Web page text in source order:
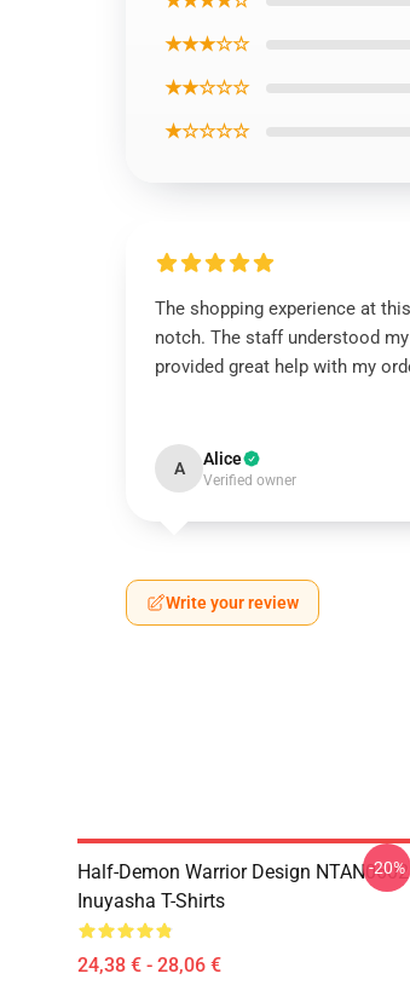
★★★☆☆
★★☆☆☆
★☆☆☆☆
The shopping experience at
notch. The staff understood my
provided great help with my
A Alice
Verified owner
Write your review
Half-Demon Warrior Design NTAN0602
Inuyasha T-Shirts
24,38 € - 28,06 €
-20%